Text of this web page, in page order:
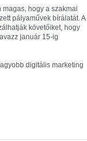
hogy a szakmai
pályaművek bírálatát. A
követőiket, hogy
január 15-ig
digitális marketing